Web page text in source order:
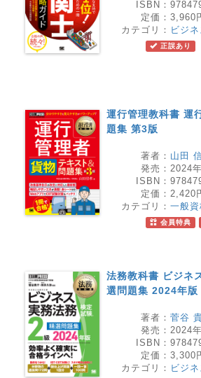
ISBN：
定価： 3,960
カテゴリ： ビジ
正誤あり
運行管理教科書 運
題集 第3版
著者： 山田
発売： 2024
ISBN：
定価： 2,420
カテゴリ： 一般資
会員特典
法務教科書 ビジネ
選問題集 2024年版
著者： 菅谷
発売： 2024
ISBN：
定価： 3,300
カテゴリ： ビジ